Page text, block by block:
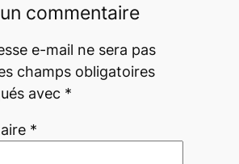
commentaire
e-mail ne sera pas
champs obligatoires
avec *
*